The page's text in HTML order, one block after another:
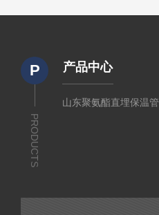
P
PRODUCTS
产品中心
山东聚氨酯直埋保温管